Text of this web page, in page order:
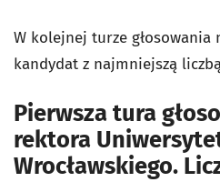
W kolejnej turze głosowania
kandydat z najmniejszą
Pierwsza tura
rektora
Wrocławskiego.